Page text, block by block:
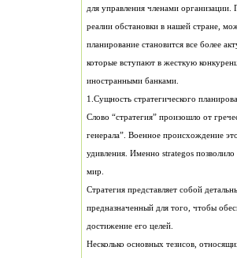
иностранными банками.
1.Сущность стратегического
мир.
достижение его целей.